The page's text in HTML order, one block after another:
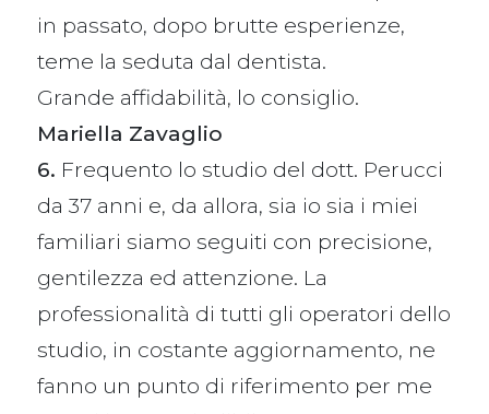
in passato, dopo brutte esperienze,
teme la seduta dal dentista.
Grande affidabilità, lo consiglio.
Mariella Zavaglio
6. Frequento lo studio del dott. Perucci
da 37 anni e, da allora, sia io sia i miei
familiari siamo seguiti con precisione,
gentilezza ed attenzione. La
professionalità di tutti gli operatori dello
studio, in costante aggiornamento, ne
fanno un punto di riferimento per me